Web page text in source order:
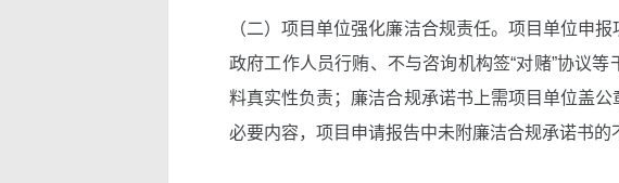
（二）项目单位强化廉洁合规责任。项目单位申
政府工作人员行贿、不与咨询机构签“对赌”协议
料真实性负责；廉洁合规承诺书上需项目单位盖
必要内容，项目申请报告中未附廉洁合规承诺书的